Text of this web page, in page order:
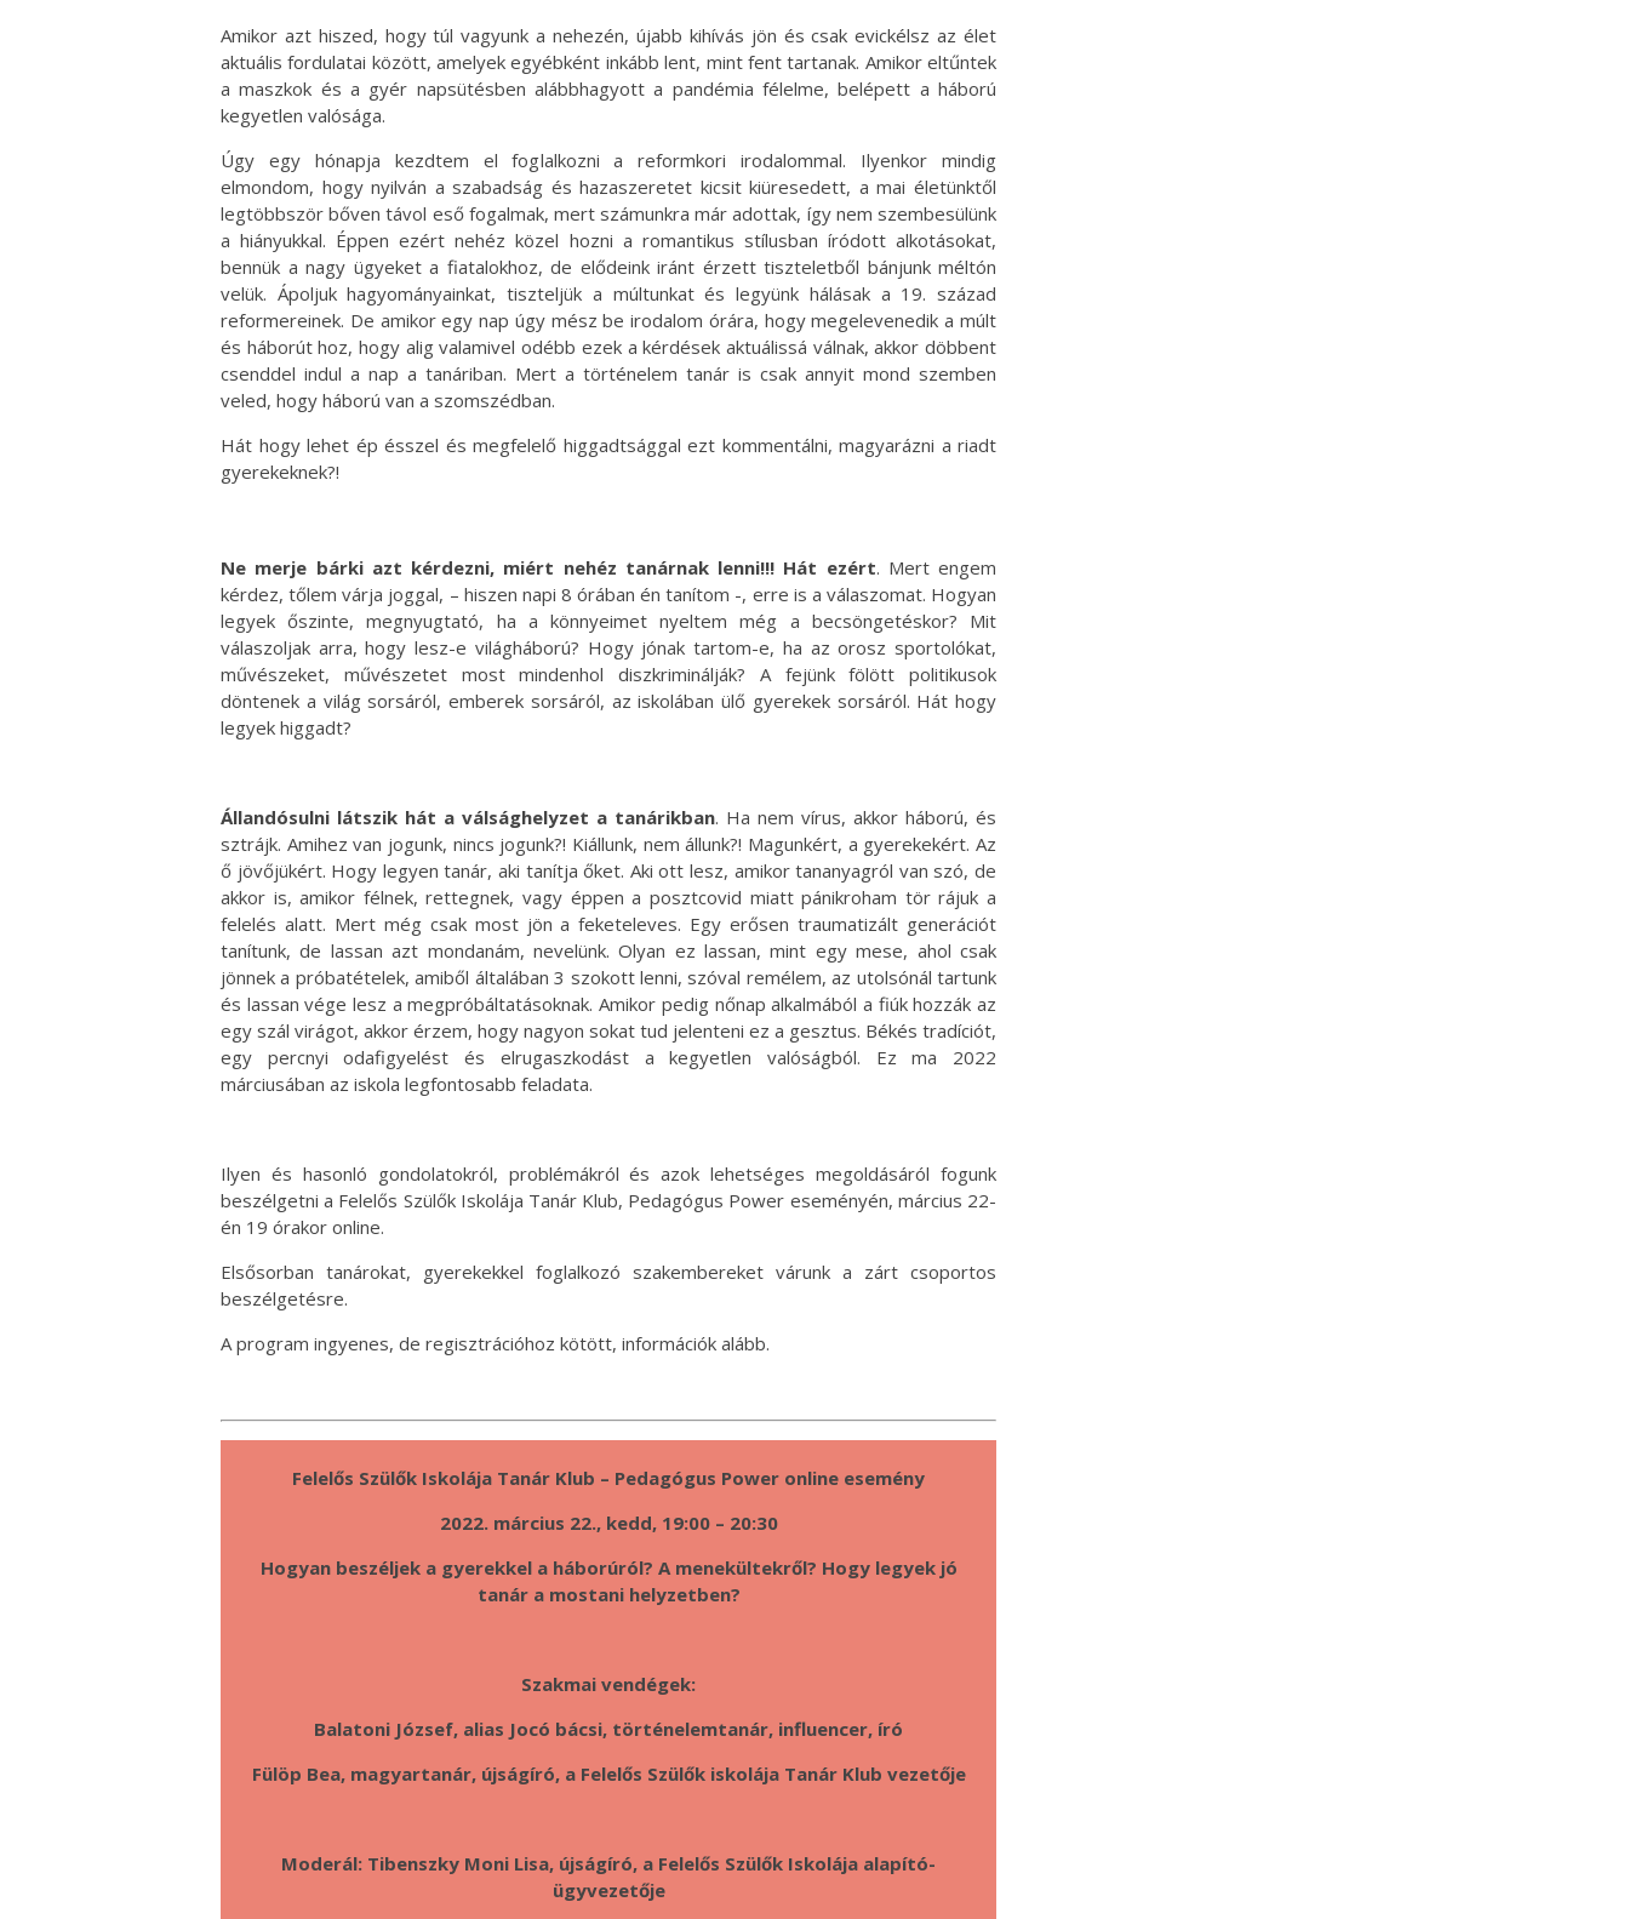
Amikor azt hiszed, hogy túl vagyunk a nehezén, újabb kihívás jön és csak evickélsz az élet
aktuális fordulatai között, amelyek egyébként inkább lent, mint fent tartanak. Amikor eltűntek
a maszkok és a gyér napsütésben alábbhagyott a pandémia félelme, belépett a háború
kegyetlen valósága.
Úgy egy hónapja kezdtem el foglalkozni a reformkori irodalommal. Ilyenkor mindig
elmondom, hogy nyilván a szabadság és hazaszeretet kicsit kiüresedett, a mai életünktől
legtöbbször bőven távol eső fogalmak, mert számunkra már adottak, így nem szembesülünk
a hiányukkal. Éppen ezért nehéz közel hozni a romantikus stílusban íródott alkotásokat,
bennük a nagy ügyeket a fiatalokhoz, de elődeink iránt érzett tiszteletből bánjunk méltón
velük. Ápoljuk hagyományainkat, tiszteljük a múltunkat és legyünk hálásak a 19. század
reformereinek. De amikor egy nap úgy mész be irodalom órára, hogy megelevenedik a múlt
és háborút hoz, hogy alig valamivel odébb ezek a kérdések aktuálissá válnak, akkor döbbent
csenddel indul a nap a tanáriban. Mert a történelem tanár is csak annyit mond szemben
veled, hogy háború van a szomszédban.
Hát hogy lehet ép ésszel és megfelelő higgadtsággal ezt kommentálni, magyarázni a riadt
gyerekeknek?!
Ne merje bárki azt kérdezni, miért nehéz tanárnak lenni!!! Hát ezért. Mert engem
kérdez, tőlem várja joggal, – hiszen napi 8 órában én tanítom -, erre is a válaszomat. Hogyan
legyek őszinte, megnyugtató, ha a könnyeimet nyeltem még a becsöngetéskor? Mit
válaszoljak arra, hogy lesz-e világháború? Hogy jónak tartom-e, ha az orosz sportolókat,
művészeket, művészetet most mindenhol diszkriminálják? A fejünk fölött politikusok
döntenek a világ sorsáról, emberek sorsáról, az iskolában ülő gyerekek sorsáról. Hát hogy
legyek higgadt?
Állandósulni látszik hát a válsághelyzet a tanárikban. Ha nem vírus, akkor háború, és
sztrájk. Amihez van jogunk, nincs jogunk?! Kiállunk, nem állunk?! Magunkért, a gyerekekért. Az
ő jövőjükért. Hogy legyen tanár, aki tanítja őket. Aki ott lesz, amikor tananyagról van szó, de
akkor is, amikor félnek, rettegnek, vagy éppen a posztcovid miatt pánikroham tör rájuk a
felelés alatt. Mert még csak most jön a feketeleves. Egy erősen traumatizált generációt
tanítunk, de lassan azt mondanám, nevelünk. Olyan ez lassan, mint egy mese, ahol csak
jönnek a próbatételek, amiből általában 3 szokott lenni, szóval remélem, az utolsónál tartunk
és lassan vége lesz a megpróbáltatásoknak. Amikor pedig nőnap alkalmából a fiúk hozzák az
egy szál virágot, akkor érzem, hogy nagyon sokat tud jelenteni ez a gesztus. Békés tradíciót,
egy percnyi odafigyelést és elrugaszkodást a kegyetlen valóságból. Ez ma 2022
márciusában az iskola legfontosabb feladata.
Ilyen és hasonló gondolatokról, problémákról és azok lehetséges megoldásáról fogunk
beszélgetni a Felelős Szülők Iskolája Tanár Klub, Pedagógus Power eseményén, március 22-
én 19 órakor online.
Elsősorban tanárokat, gyerekekkel foglalkozó szakembereket várunk a zárt csoportos
beszélgetésre.
A program ingyenes, de regisztrációhoz kötött, információk alább.
Felelős Szülők Iskolája Tanár Klub – Pedagógus Power online esemény
2022. március 22., kedd, 19:00 – 20:30
Hogyan beszéljek a gyerekkel a háborúról? A menekültekről? Hogy legyek jó
tanár a mostani helyzetben?
Szakmai vendégek:
Balatoni József, alias Jocó bácsi, történelemtanár, influencer, író
Fülöp Bea, magyartanár, újságíró, a Felelős Szülők iskolája Tanár Klub vezetője
Moderál: Tibenszky Moni Lisa, újságíró, a Felelős Szülők Iskolája alapító-
ügyvezetője